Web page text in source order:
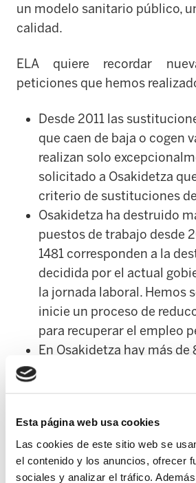
Esta página web usa cookies
Las cookies de este sitio web se
el contenido y los anuncios, ofrecer
sociales y analizar el tráfico.
un modelo sanitario público,
calidad.
ELA quiere recordar
peticiones que hemos
Desde 2011 las
que caen de baja o cogen
realizan solo
solicitado a Osakidetza
criterio de sustituciones
Osakidetza ha destruido
puestos de trabajo desde
1481 corresponden a la
decidida por el actual
la jornada laboral. Hemos
inicie un proceso de
para recuperar el empleo
En Osakidetza hay más
con contrato eventual,
hoy se encuentra por
medida que no se realizan
ridículas esa cantidad